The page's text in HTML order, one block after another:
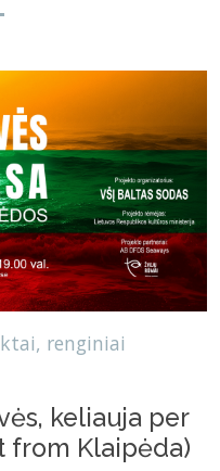
renginiai
keliauja per
from Klaipėda)